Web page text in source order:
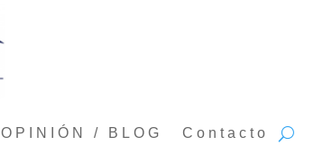
OPINIÓN / BLOG Contacto